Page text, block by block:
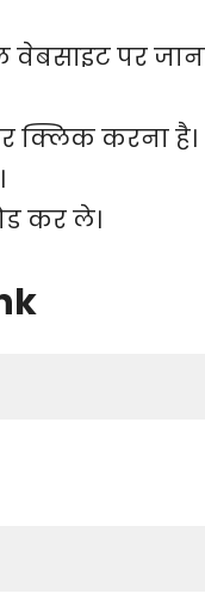
पर
क्लिक करना है।
कर ले।